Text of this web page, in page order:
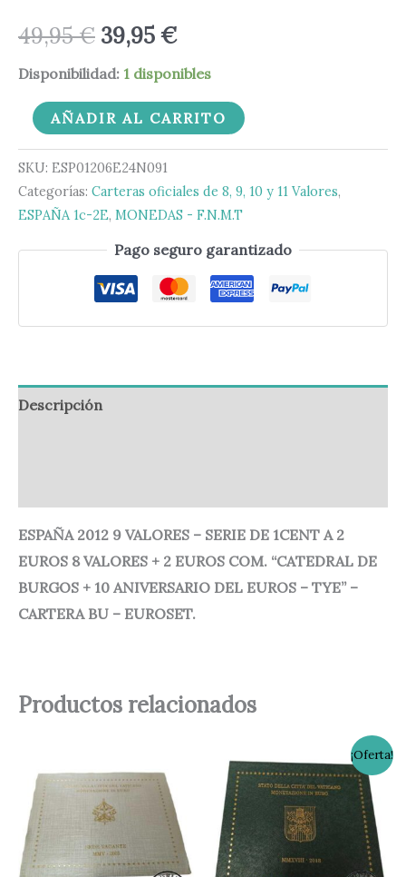
49,95€ 39,95€
Disponibilidad: 1 disponibles
AÑADIR AL CARRITO
SKU: ESP01206E24N091
Categorías: Carteras oficiales de 8, 9, 10 y 11 Valores,
ESPAÑA 1c-2E, MONEDAS - F.N.M.T
Pago seguro garantizado
Descripción
ESPAÑA 2012 9 VALORES – SERIE DE 1CENT A 2
EUROS 8 VALORES + 2 EUROS COM. “CATEDRAL DE
BURGOS + 10 ANIVERSARIO DEL EUROS – TYE” –
CARTERA BU – EUROSET.
Productos relacionados
¡Oferta!
precio
original
era:
58,00 €.
precio
actual
es:
53,00 €.